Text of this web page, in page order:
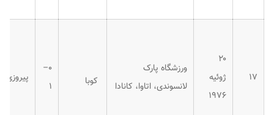
۱۷
۲۰
ژوئیه
۱۹۷۶
ورزشگاه پارک
لانسوندی، اتاوا، کانادا
کوبا
۰–
۱
پیروزی